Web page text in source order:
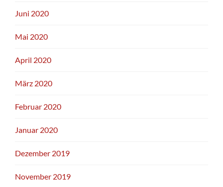
Juni 2020
Mai 2020
April 2020
März 2020
Februar 2020
Januar 2020
Dezember 2019
November 2019